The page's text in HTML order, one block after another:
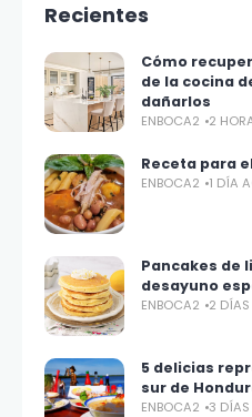
Recientes
Cómo
de la cocina
dañarlos
ENBOCA2 2
Receta para
ENBOCA2 1 DÍA
Pancakes de
desayuno
ENBOCA2 2
5 delicias
sur de
ENBOCA2 3